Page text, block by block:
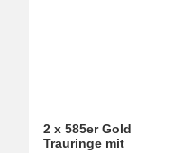
2 x 585er Gold
Trauringe mit